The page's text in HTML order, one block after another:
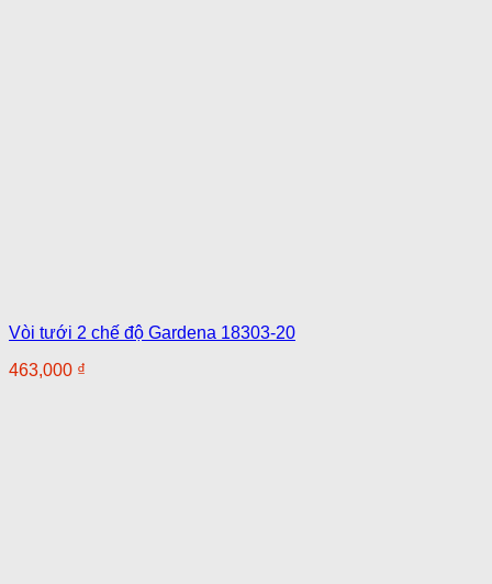
Vòi tưới 2 chế độ Gardena 18303-20
463,000 ₫